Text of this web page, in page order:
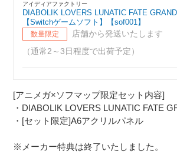
アイディアファクトリー
DIABOLIK LOVERS LUNATIC FATE
【Switchゲームソフト】【sof001】
数量限定
店舗から発送いたします
（通常2～3日程度で出荷予定）
[アニメガ×ソフマップ限定セット内容]
・DIABOLIK LOVERS LUNATIC FATE
・[セット限定]A6アクリルパネル
※メーカー特典は終了いたしました。